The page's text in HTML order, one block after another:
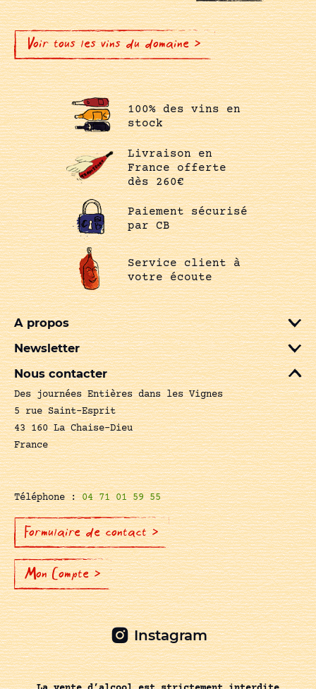
Voir tous les vins du domaine >
100% des vins en
stock
Livraison en
France offerte
dès 260€
Paiement sécurisé
par CB
Service client à
votre écoute
A propos
Newsletter
Nous contacter
Des journées Entières dans les Vignes
5 rue Saint-Esprit
43 160 La Chaise-Dieu
France
Téléphone :04 71 01 59 55
Formulaire de contact >
Mon Compte >
Instagram